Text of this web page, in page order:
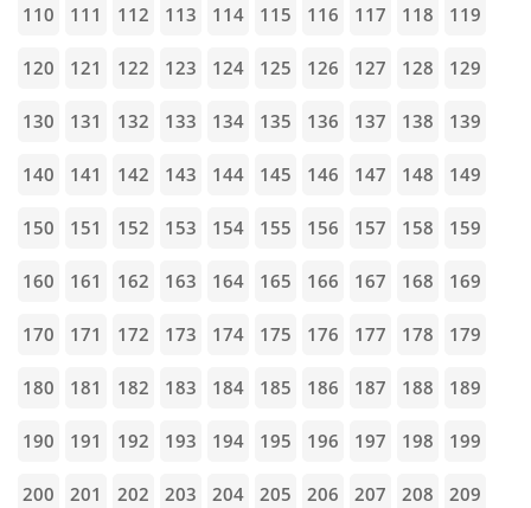
110 111 112 113 114 115 116 117 118 119
120 121 122 123 124 125 126 127 128 129
130 131 132 133 134 135 136 137 138 139
140 141 142 143 144 145 146 147 148 149
150 151 152 153 154 155 156 157 158 159
160 161 162 163 164 165 166 167 168 169
170 171 172 173 174 175 176 177 178 179
180 181 182 183 184 185 186 187 188 189
190 191 192 193 194 195 196 197 198 199
200 201 202 203 204 205 206 207 208 209